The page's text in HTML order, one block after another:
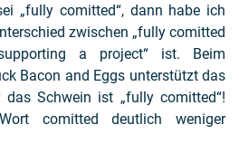
„fully comitted“, dann habe ich
zwischen „fully comitted
a project“ ist. Beim
Bacon and Eggs unterstützt das
Schwein ist „fully comitted“!
comitted deutlich weniger